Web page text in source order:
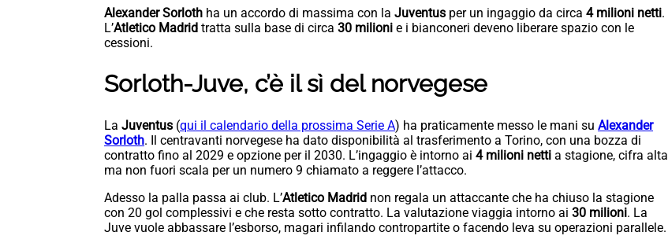
Alexander Sorloth ha un accordo di massima con la Juventus per un ingaggio da circa 4 milioni netti.
L’Atletico Madrid tratta sulla base di circa 30 milioni e i bianconeri deveno liberare spazio con le
cessioni.
Sorloth-Juve, c’è il sì del norvegese
La Juventus (qui il calendario della prossima Serie A) ha praticamente messo le mani su Alexander
Sorloth. Il centravanti norvegese ha dato disponibilità al trasferimento a Torino, con una bozza di
contratto fino al 2029 e opzione per il 2030. L’ingaggio è intorno ai 4 milioni netti a stagione, cifra alta
ma non fuori scala per un numero 9 chiamato a reggere l’attacco.
Adesso la palla passa ai club. L’Atletico Madrid non regala un attaccante che ha chiuso la stagione
con 20 gol complessivi e che resta sotto contratto. La valutazione viaggia intorno ai 30 milioni. La
Juve vuole abbassare l’esborso, magari infilando contropartite o facendo leva su operazioni parallele.